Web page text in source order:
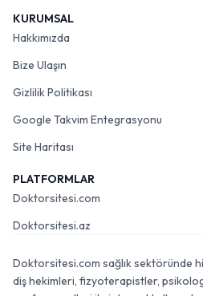
KURUMSAL
Hakkımızda
Bize Ulaşın
Gizlilik Politikası
Google Takvim Entegrasyonu
Site Haritası
PLATFORMLAR
Doktorsitesi.com
Doktorsitesi.az
Doktorsitesi.com sağlık sektöründe
diş hekimleri, fizyoterapistler,